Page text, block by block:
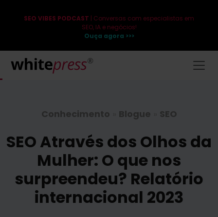
SEO VIBES PODCAST | Conversas com especialistas em
SEO, IA e negócios!
Ouça agora >>>
Conhecimento Blogue SEO
SEO Através dos Olhos da
Mulher: O que nos
surpreendeu? Relatório
internacional 2023